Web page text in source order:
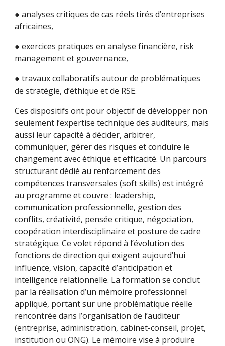
● analyses critiques de cas réels tirés d’entreprises
africaines,
● exercices pratiques en analyse financière, risk
management et gouvernance,
● travaux collaboratifs autour de problématiques
de stratégie, d’éthique et de RSE.
Ces dispositifs ont pour objectif de développer non
seulement l’expertise technique des auditeurs, mais
aussi leur capacité à décider, arbitrer,
communiquer, gérer des risques et conduire le
changement avec éthique et efficacité. Un parcours
structurant dédié au renforcement des
compétences transversales (soft skills) est intégré
au programme et couvre : leadership,
communication professionnelle, gestion des
conflits, créativité, pensée critique, négociation,
coopération interdisciplinaire et posture de cadre
stratégique. Ce volet répond à l’évolution des
fonctions de direction qui exigent aujourd’hui
influence, vision, capacité d’anticipation et
intelligence relationnelle. La formation se conclut
par la réalisation d’un mémoire professionnel
appliqué, portant sur une problématique réelle
rencontrée dans l’organisation de l’auditeur
(entreprise, administration, cabinet-conseil, projet,
institution ou ONG). Le mémoire vise à produire